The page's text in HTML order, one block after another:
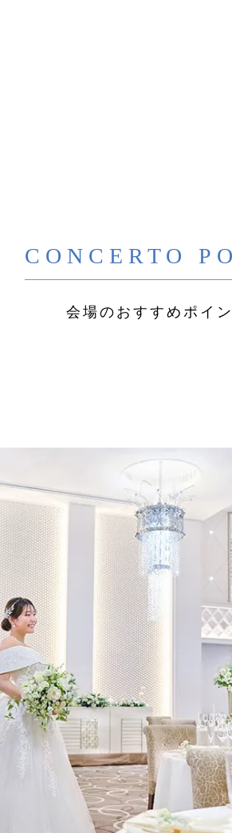
CONCERTO
会場のおすすめポイン